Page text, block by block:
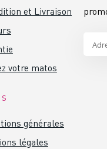
et Livraison
votre matos
générales
légales